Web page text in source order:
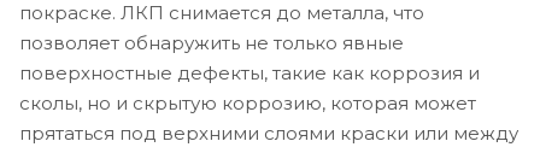
покраске. ЛКП снимается до металла, что
позволяет обнаружить не только явные
поверхностные дефекты, такие как коррозия и
сколы, но и скрытую коррозию, которая может
прятаться под верхними слоями краски или между